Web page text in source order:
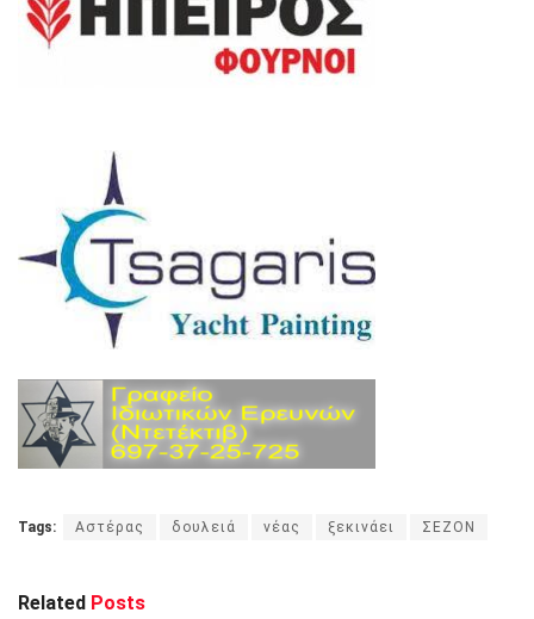
Tags: Αστέρας δουλειά νέας ξεκινάει ΣΕΖΟΝ
Related Posts